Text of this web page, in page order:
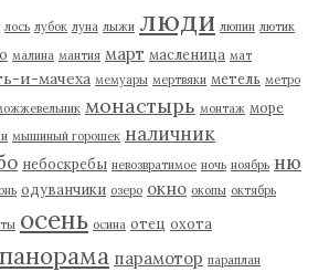
лось лубок луна лыжи люди люпин лютик
малина мантия март масленица мат
и-мачеха мемуары мертвяки метель метро
монастырь монтаж море
мышиный горошек наличник
небоскребы невозвратимое ночь ноябрь ню
одуванчики озеро окно окопы октябрь
осень осина отец охота
панорама парамотор параплан